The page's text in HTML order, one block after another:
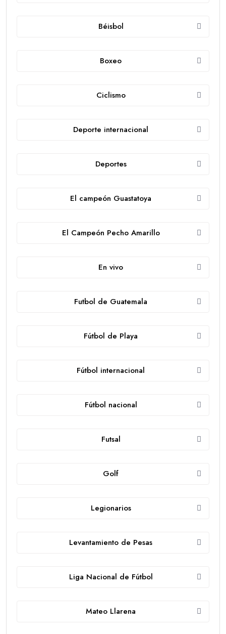
Béisbol
Boxeo
Ciclismo
Deporte internacional
Deportes
El campeón Guastatoya
El Campeón Pecho Amarillo
En vivo
Futbol de Guatemala
Fútbol de Playa
Fútbol internacional
Fútbol nacional
Futsal
Golf
Legionarios
Levantamiento de Pesas
Liga Nacional de Fútbol
Mateo Llarena